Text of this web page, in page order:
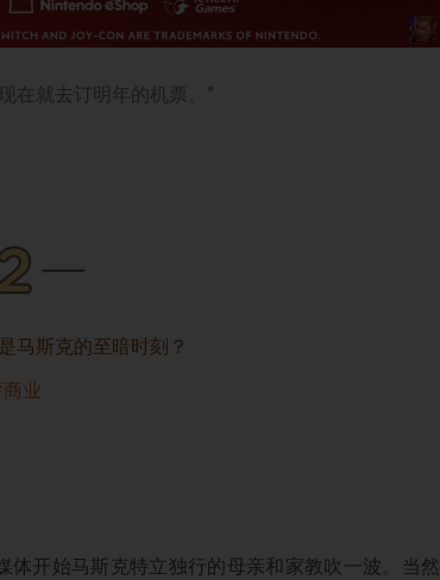
在就去订明年的机票。”
马斯克的至暗时刻？
业
开始马斯克特立独行的母亲和家教吹一波。当然